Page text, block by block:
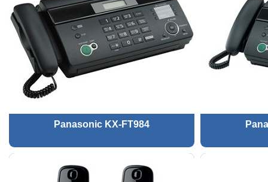
Panasonic KX-FT984